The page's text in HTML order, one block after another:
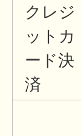
クレジ
ットカ
ード決
済